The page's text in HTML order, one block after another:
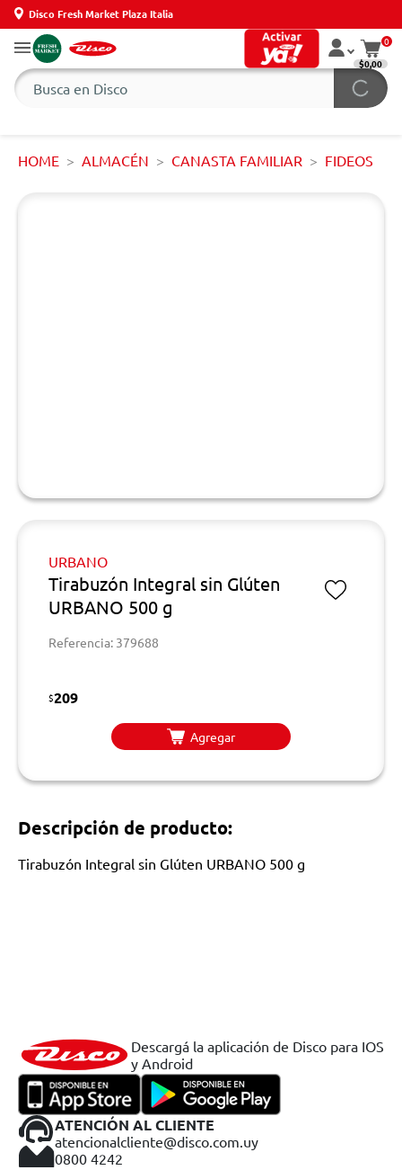
Disco Fresh Market Plaza Italia
0
$0,00
HOME ALMACÉN CANASTA FAMILIAR FIDEOS
URBANO
Tirabuzón Integral sin Glúten
URBANO 500 g
Referencia: 379688
$209
Agregar
Descripción de producto:
Tirabuzón Integral sin Glúten URBANO 500 g
Descargá la aplicación de Disco para IOS
y Android
ATENCIÓN AL CLIENTE
atencionalcliente@disco.com.uy
0800 4242